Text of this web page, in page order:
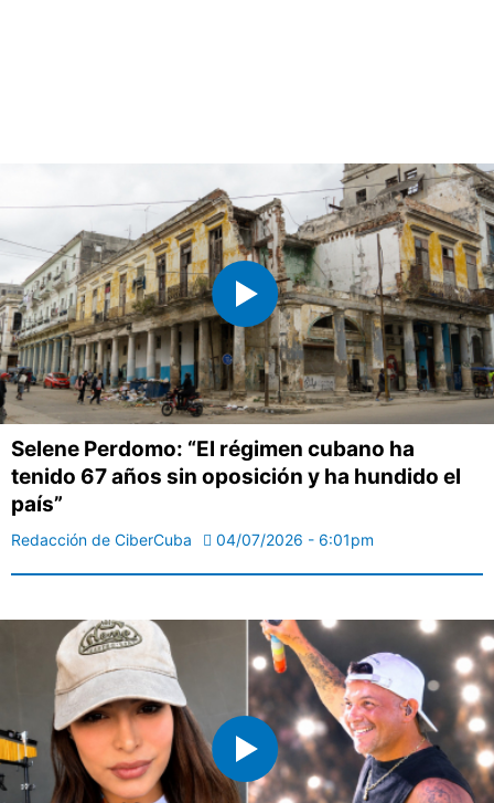
Selene Perdomo: “El régimen cubano ha
tenido 67 años sin oposición y ha hundido el
país”
Redacción de CiberCuba 04/07/2026 - 6:01pm